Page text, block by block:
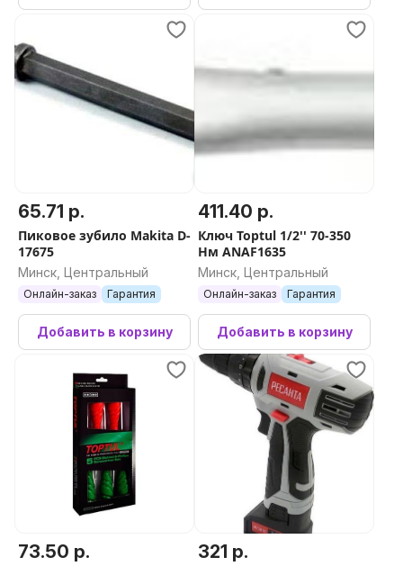
65.71 р.
Пиковое зубило Makita D-
17675
Минск, Центральный
Онлайн-заказ Гарантия
Добавить в корзину
411.40 р.
Ключ Toptul 1/2'' 70-350
Нм ANAF1635
Минск, Центральный
Онлайн-заказ Гарантия
Добавить в корзину
73.50 р. 321 р.